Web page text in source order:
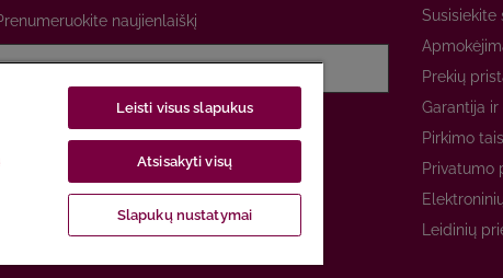
naujienlaiškį
privatumo politika
Susisiekite
Prekių
Garantija
Pirkimo
Privatumo
Leidinių
Leisti visus slapukus
Atsisakyti visų
Slapukų nustatymai